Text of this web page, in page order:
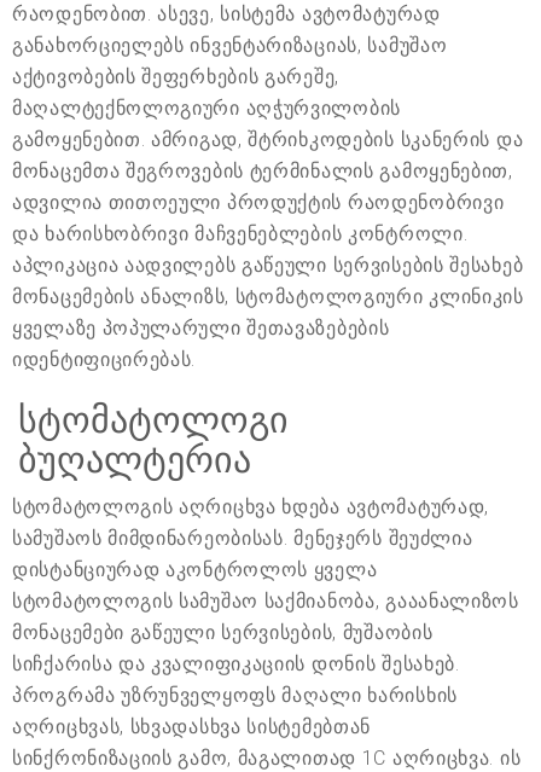
რაოდენობით. ასევე, სისტემა ავტომატურად
განახორციელებს ინვენტარიზაციას, სამუშაო
აქტივობების შეფერხების გარეშე,
მაღალტექნოლოგიური აღჭურვილობის
გამოყენებით. ამრიგად, შტრიხკოდების სკანერის და
მონაცემთა შეგროვების ტერმინალის გამოყენებით,
ადვილია თითოეული პროდუქტის რაოდენობრივი
და ხარისხობრივი მაჩვენებლების კონტროლი.
აპლიკაცია აადვილებს გაწეული სერვისების შესახებ
მონაცემების ანალიზს, სტომატოლოგიური კლინიკის
ყველაზე პოპულარული შეთავაზებების
იდენტიფიცირებას.
სტომატოლოგი
ბუღალტერია
სტომატოლოგის აღრიცხვა ხდება ავტომატურად,
სამუშაოს მიმდინარეობისას. მენეჯერს შეუძლია
დისტანციურად აკონტროლოს ყველა
სტომატოლოგის სამუშაო საქმიანობა, გააანალიზოს
მონაცემები გაწეული სერვისების, მუშაობის
სიჩქარისა და კვალიფიკაციის დონის შესახებ.
პროგრამა უზრუნველყოფს მაღალი ხარისხის
აღრიცხვას, სხვადასხვა სისტემებთან
სინქრონიზაციის გამო, მაგალითად 1C აღრიცხვა. ის